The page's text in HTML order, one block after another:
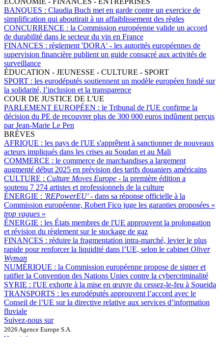
BANQUES : Claudia Buch met en garde contre un exercice de
simplification qui aboutirait à un affaiblissement des règles
CONCURRENCE : la Commission européenne valide un accord
de durabilité dans le secteur du vin en France
FINANCES : règlement 'DORA' - les autorités européennes de
supervision financière publient un guide consacré aux activités de
surveillance
ÉDUCATION - JEUNESSE - CULTURE - SPORT
SPORT : les eurodéputés soutiennent un modèle européen fondé sur
la solidarité, l’inclusion et la transparence
COUR DE JUSTICE DE L'UE
PARLEMENT EUROPÉEN : le Tribunal de l'UE confirme la
décision du PE de recouvrer plus de 300 000 euros indûment perçus
par Jean-Marie Le Pen
BRÈVES
AFRIQUE : les pays de l'UE s'apprêtent à sanctionner de nouveaux
acteurs impliqués dans les crises au Soudan et au Mali
COMMERCE : le commerce de marchandises a largement
augmenté début 2025 en prévision des tarifs douaniers américains
CULTURE : Culture Moves Europe - la première édition a
soutenu 7 274 artistes et professionnels de la culture
ÉNERGIE : 'REPowerEU' - dans sa réponse officielle à la
Commission européenne, Robert Fico juge les garanties proposées «
trop vagues »
ÉNERGIE : les États membres de l'UE approuvent la prolongation
et révision du règlement sur le stockage de gaz
FINANCES : réduire la fragmentation intra-marché, levier le plus
rapide pour renforcer la liquidité dans l’UE, selon le cabinet Oliver
Wyman
NUMÉRIQUE : la Commission européenne propose de signer et
ratifier la Convention des Nations Unies contre la cybercriminalité
SYRIE : l'UE exhorte à la mise en œuvre du cessez-le-feu à Soueida
TRANSPORTS : les eurodéputés approuvent l’accord avec le
Conseil de l’UE sur la directive relative aux services d’information
fluviale
Suivez-nous sur
2026 Agence Europe S.A.